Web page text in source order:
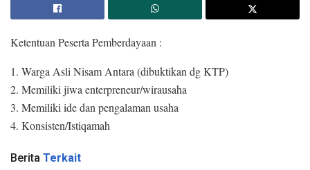
Ketentuan Peserta Pemberdayaan :
1. Warga Asli Nisam Antara (dibuktikan dg KTP)
2. Memiliki jiwa enterpreneur/wirausaha
3. Memiliki ide dan pengalaman usaha
4. Konsisten/Istiqamah
Berita Terkait